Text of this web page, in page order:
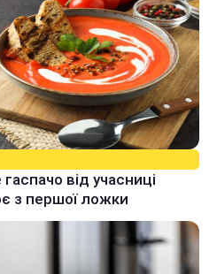
від учасниці
з першої ложки